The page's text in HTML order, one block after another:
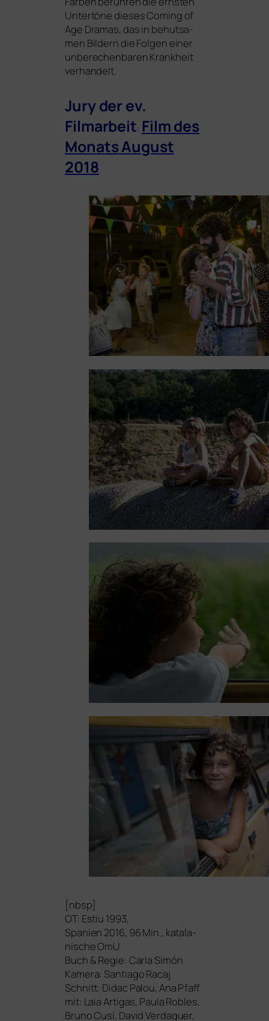
Untertöne die­ses Coming of
Age Dramas, das in behut­sa­
men Bildern die Folgen einer
unbe­re­chen­ba­ren Krankheit
verhandelt.
Jury der ev.
Filmarbeit: Film des
Monats August
2018
[nbsp]
OT: Estiu 1993,
Spanien 2016, 96 Min., kata­la­
ni­sche OmU
Buch &Regie: Carla Simón
Kamera: Santiago Racaj
Schnitt: Didac Palou, Ana Pfaff
mit: Laia Artigas, Paula Robles,
Bruno Cusí, David Verdaguer,